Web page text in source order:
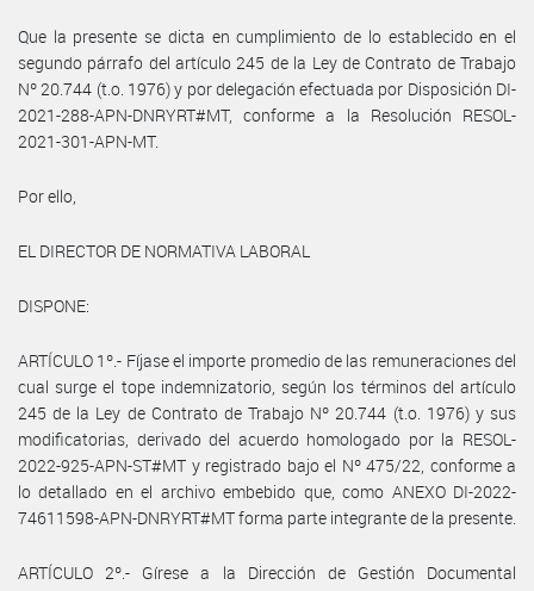
Que la presente se dicta en cumplimiento de lo establecido en el
segundo párrafo del artículo 245 de la Ley de Contrato de Trabajo
Nº 20.744 (t.o. 1976) y por delegación efectuada por Disposición DI-
2021-288-APN-DNRYRT#MT, conforme a la Resolución RESOL-
2021-301-APN-MT.
Por ello,
EL DIRECTOR DE NORMATIVA LABORAL
DISPONE:
ARTÍCULO 1º.- Fíjase el importe promedio de las remuneraciones del
cual surge el tope indemnizatorio, según los términos del artículo
245 de la Ley de Contrato de Trabajo Nº 20.744 (t.o. 1976) y sus
modificatorias, derivado del acuerdo homologado por la RESOL-
2022-925-APN-ST#MT y registrado bajo el Nº 475/22, conforme a
lo detallado en el archivo embebido que, como ANEXO DI-2022-
74611598-APN-DNRYRT#MT forma parte integrante de la presente.
ARTÍCULO 2º.- Gírese a la Dirección de Gestión Documental